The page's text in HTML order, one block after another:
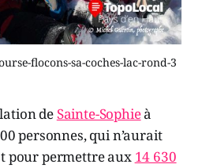
flocons-sa-coches-lac-rond-3
deSainte-Sophieà
personnes, qui n’aurait
pour permettre aux 14 630